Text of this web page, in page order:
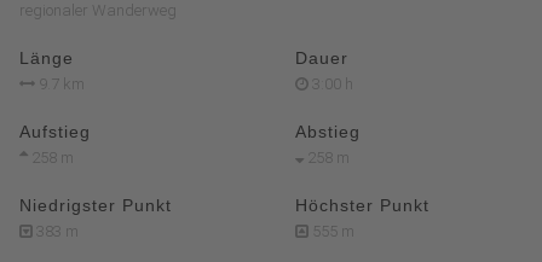
regionaler Wanderweg
Länge
9.7 km
Dauer
3:00 h
Aufstieg
258 m
Abstieg
258 m
Niedrigster Punkt
383 m
Höchster Punkt
555 m